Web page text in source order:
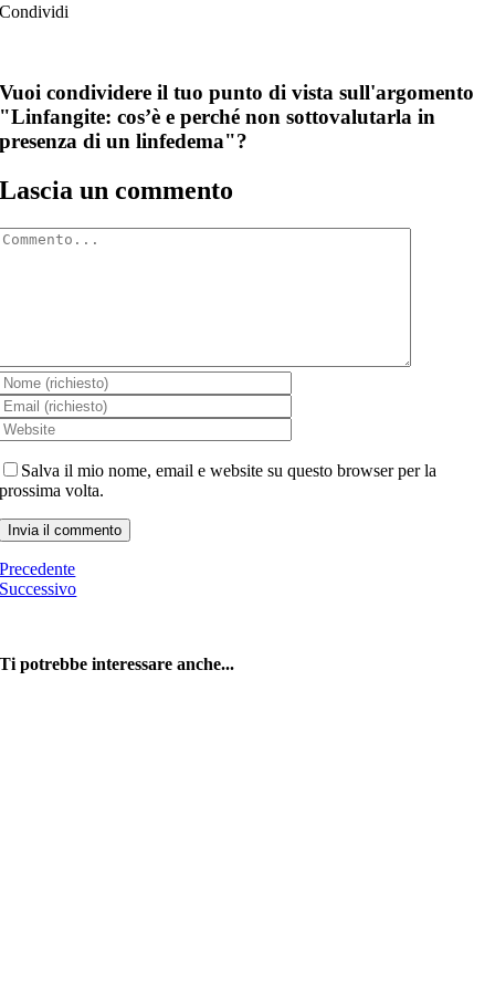
Condividi
Vuoi condividere il tuo punto di vista sull'argomento
"Linfangite: cos’è e perché non sottovalutarla in
presenza di un linfedema"?
Lascia un commento
Salva il mio nome, email e website su questo browser per la
prossima volta.
Precedente
Successivo
Ti potrebbe interessare anche...